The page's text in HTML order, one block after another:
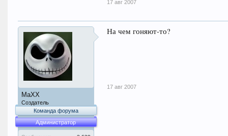
17 авг 2007
MaXX
Создатель
Команда форума
Администратор
На чем гоняют-то?
17 авг 2007